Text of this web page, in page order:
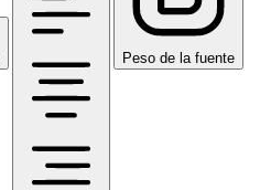
Peso de la fuente